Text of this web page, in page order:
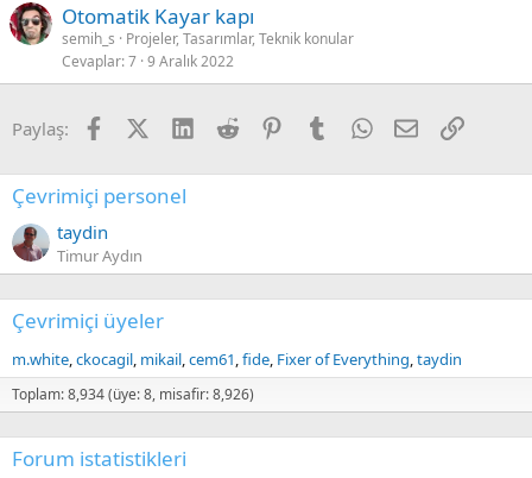
Otomatik Kayar kapı
semih_s
Projeler, Tasarımlar, Teknik konular
Cevaplar 7 9 Aralık 2022
Paylaş: FacebookX (Twitter)
LinkedIn
Reddit PinterestTumblrWhatsApp
E-postaLink
Çevrimiçi personel
taydin
Timur Aydın
Çevrimiçi üyeler
m.white ckocagil mikail cem61 fide Fixer of Everything taydin
Toplam: 8,934 (üye: 8, misafir: 8,926)
Forum istatistikleri